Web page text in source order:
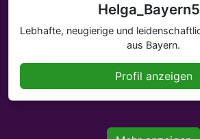
Lebhafte, neugierige und
aus Bayern.
Profil anzeigen